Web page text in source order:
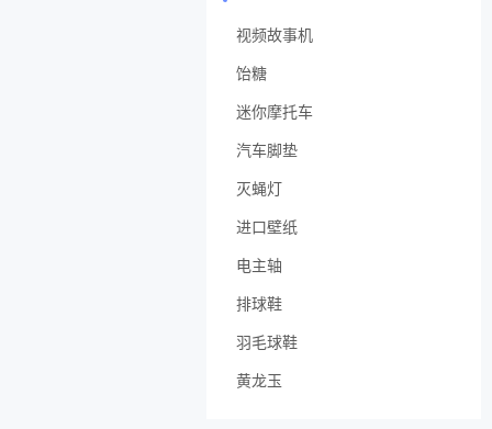
视频故事机
饴糖
迷你摩托车
汽车脚垫
灭蝇灯
进口壁纸
电主轴
排球鞋
羽毛球鞋
黄龙玉